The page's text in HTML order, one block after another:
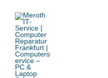
Inhalt
springen